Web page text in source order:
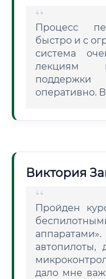
Процесс
быстро и с
система
лекциям
поддержки
оперативно.
Виктория
Пройден
автопилоты,
дало мне